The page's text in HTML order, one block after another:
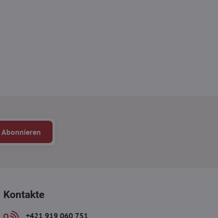
Abonnieren
Kontakte
+421 919 060 751